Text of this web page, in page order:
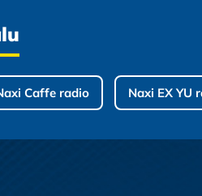
Caffe radio Naxi EX YU